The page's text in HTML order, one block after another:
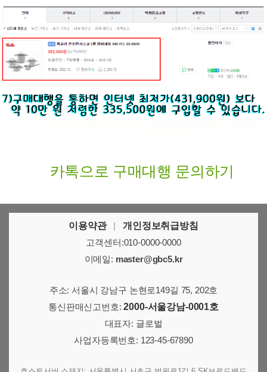
카톡으로 구매대행 문의하기
이용약관 |
개인정보취급방침
고객센터:010-0000-0000
이메일: master@gbc5.kr
주소: 서울시 강남구 논현로149길 75, 202호
통신판매신고번호:2000-서울강남-0001호
대표자: 글로벌
사업자등록번호: 123-45-67890